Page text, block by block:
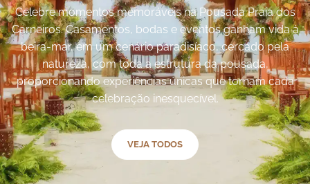
Celebre momentos memoráveis na Pousada Praia dos
Carneiros. Casamentos, bodas e eventos ganham vida à
beira-mar, em um cenário paradisíaco, cercado pela
natureza, com toda a estrutura da pousada,
proporcionando experiências únicas que tornam cada
celebração inesquecível.
VEJA TODOS